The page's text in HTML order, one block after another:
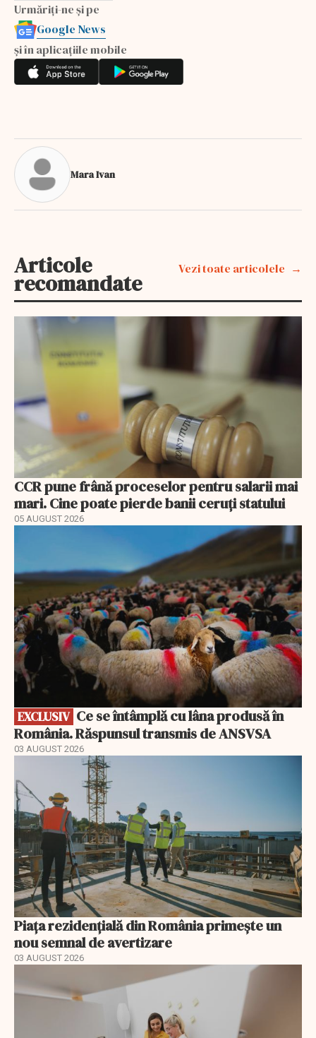
Urmăriți-ne și pe
Google News
și în aplicațiile mobile
Mara Ivan
Articole
recomandate
Vezi toate articolele
CCR pune frână proceselor pentru salarii mai
mari. Cine poate pierde banii ceruți statului
05 AUGUST 2026
EXCLUSIV
România. Răspunsul transmis de ANSVSA
03 AUGUST 2026
Piața rezidențială din România primește un
nou semnal de avertizare
03 AUGUST 2026